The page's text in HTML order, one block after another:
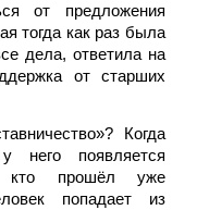
от предложения
тогда как раз была
дела, ответила на
от старших
Когда
появляется
кто прошёл уже
попадает из